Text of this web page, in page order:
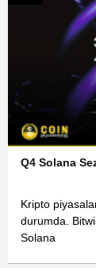
Q4 Solana
Kripto
durumda.
Solana